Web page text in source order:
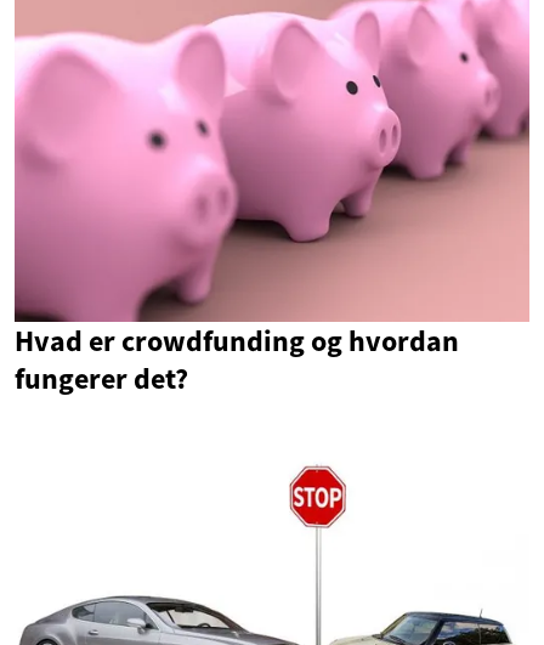
Hvad er crowdfunding og hvordan
fungerer det?